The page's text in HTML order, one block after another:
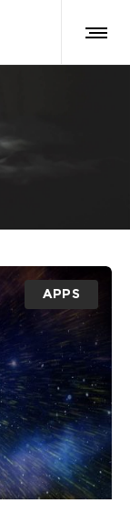
APPS